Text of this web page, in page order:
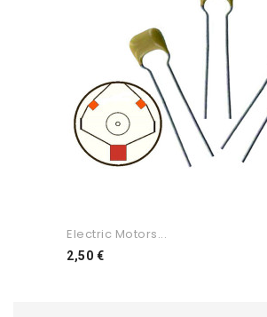
Electric Motors...
2,50 €Preço